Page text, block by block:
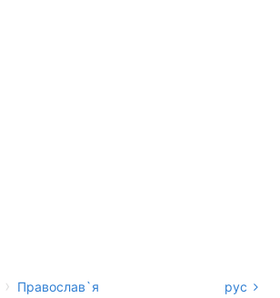
› Православ`я рус